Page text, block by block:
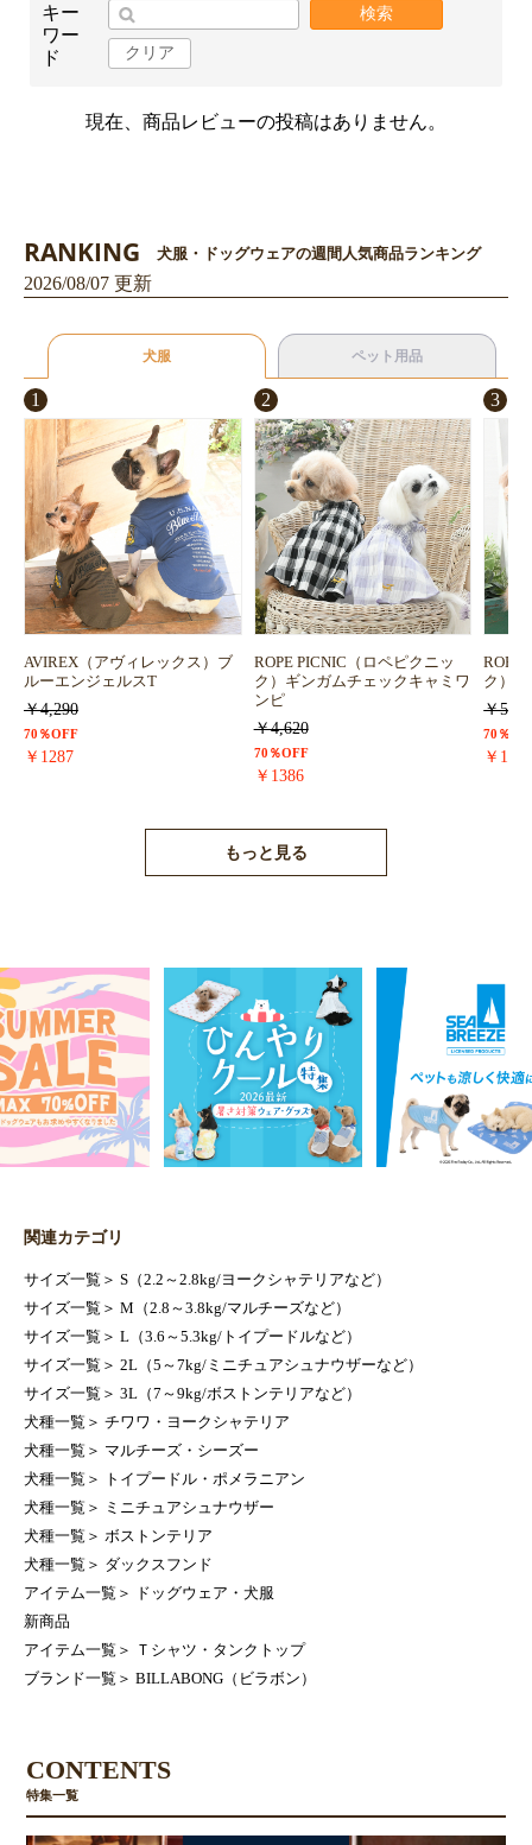
お買い物を続ける カートへ進む
キー
ワー
ド
検索
クリア
現在、商品レビューの投稿はありません。
RANKING 犬服・ドッグウェアの週間人気商品ランキング
2026/08/07 更新
犬服 ペット用品
1
AVIREX（アヴィレックス）ブ
ルーエンジェルスT
￥4,290
70％OFF
￥1287
2
ROPE PICNIC（ロペピクニッ
ク）ギンガムチェックキャミワ
ンピ
￥4,620
70％OFF
￥1386
3
ROPE
ク）
￥
70％
￥
もっと見る
関連カテゴリ
サイズ一覧 ＞ S（2.2～2.8kg/ヨークシャテリアなど）
サイズ一覧 ＞ M（2.8～3.8kg/マルチーズなど）
サイズ一覧 ＞ L（3.6～5.3kg/トイプードルなど）
サイズ一覧 ＞ 2L（5～7kg/ミニチュアシュナウザーなど）
サイズ一覧 ＞ 3L（7～9kg/ボストンテリアなど）
犬種一覧 ＞ チワワ・ヨークシャテリア
犬種一覧 ＞ マルチーズ・シーズー
犬種一覧 ＞
トイプードル・ポメラニアン
犬種一覧 ＞
ミニチュアシュナウザー
犬種一覧 ＞ ボストンテリア
犬種一覧 ＞ ダックスフンド
アイテム一覧 ＞
ドッグウェア・犬服
新商品
アイテム一覧 ＞
Ｔシャツ・タンクトップ
ブランド一覧 ＞ BILLABONG（ビラボン）
CONTENTS
特集一覧